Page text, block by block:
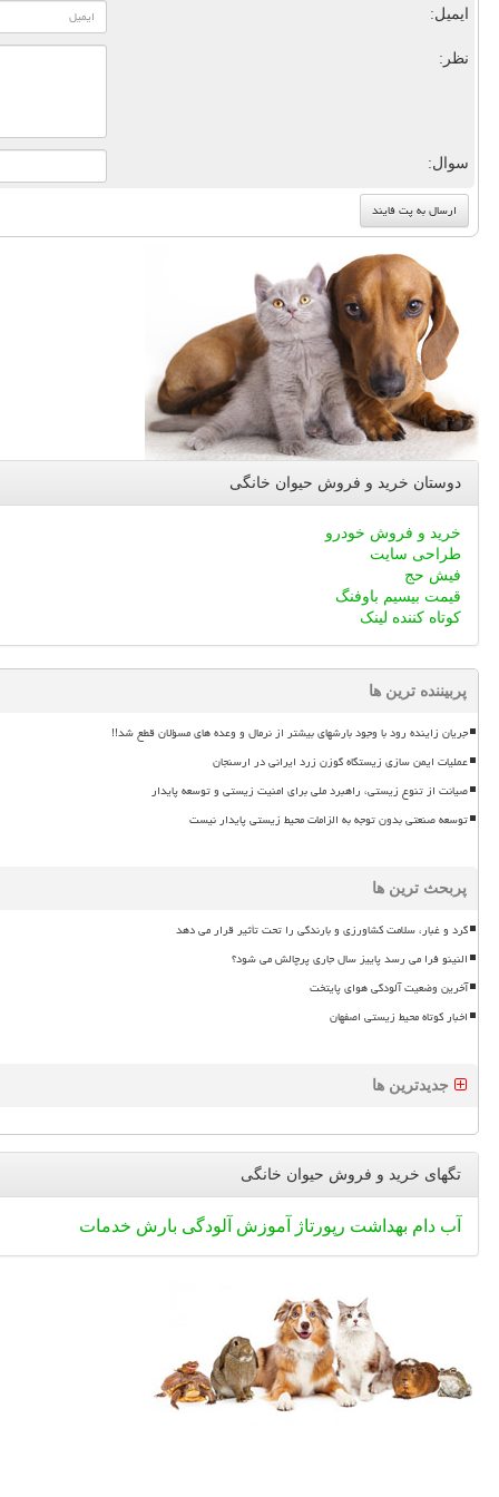
ایمیل:
نظر:
سوال:
دوستان خرید و فروش حیوان خانگی
خرید و فروش خودرو
طراحی سایت
فیش حج
قیمت بیسیم باوفنگ
کوتاه کننده لینک
پربیننده ترین ها
جریان زاینده رود با وجود بارشهای بیشتر از نرمال و وعده های مسؤلان قطع شد!!
عملیات ایمن سازی زیستگاه گوزن زرد ایرانی در ارسنجان
صیانت از تنوع زیستی، راهبرد ملی برای امنیت زیستی و توسعه پایدار
توسعه صنعتی بدون توجه به الزامات محیط زیستی پایدار نیست
پربحث ترین ها
گرد و غبار، سلامت کشاورزی و بارندگی را تحت تأثیر قرار می دهد
النینو فرا می رسد پاییز سال جاری پرچالش می شود؟
آخرین وضعیت آلودگی هوای پایتخت
اخبار کوتاه محیط زیستی اصفهان
جدیدترین ها
تگهای خرید و فروش حیوان خانگی
آب دام بهداشت رپورتاژ آموزش آلودگی بارش خدمات